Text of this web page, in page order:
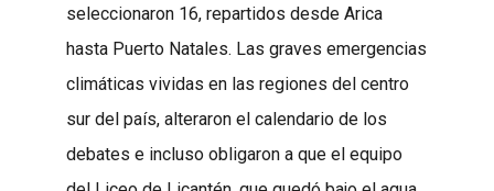
seleccionaron 16, repartidos desde Arica
hasta Puerto Natales. Las graves emergencias
climáticas vividas en las regiones del centro
sur del país, alteraron el calendario de los
debates e incluso obligaron a que el equipo